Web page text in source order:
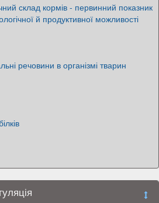
склад кормів - первинний показник
й продуктивної можливості
речовини в організмі тварин